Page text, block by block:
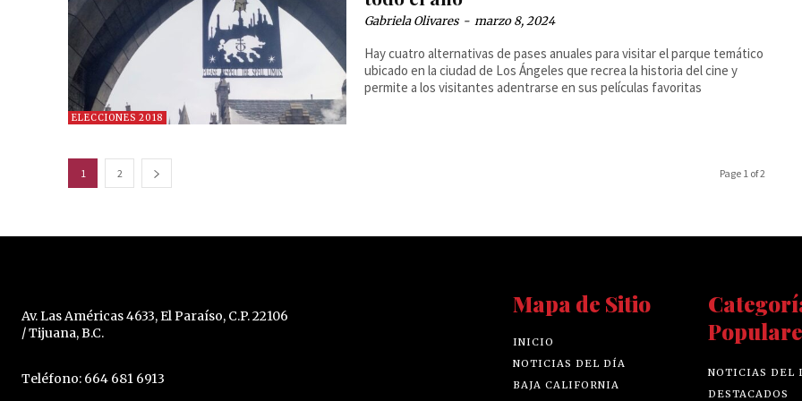
ELECCIONES 2018
Gabriela Olivares - marzo 8, 2024
Hay cuatro alternativas de pases anuales para visitar el parque temático
ubicado en la ciudad de Los Ángeles que recrea la historia del cine y
permite a los visitantes adentrarse en sus películas favoritas
1 2 Page 1 of 2
Av. Las Américas 4633, El Paraíso, C.P. 22106
/ Tijuana, B.C.
Teléfono: 664 681 6913
Mapa de Sitio
INICIO
NOTICIAS DEL DÍA
BAJA CALIFORNIA
NOTICIAS DEL
DESTACADOS